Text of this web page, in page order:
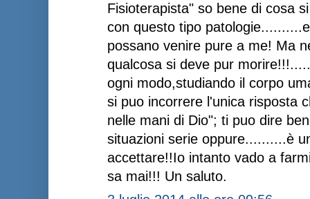
Fisioterapista" so bene di cosa
con questo tipo
possano venire pure a me! Ma
qualcosa si deve pur
ogni modo,studiando il corpo
si puo incorrere l'unica risposta
nelle mani di Dio"; ti puo dire
situazioni serie oppure..........è
accettare!!Io intanto vado a
sa mai!!! Un saluto.